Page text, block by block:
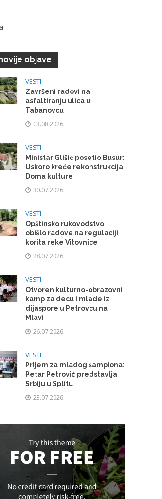
objave
VESTI
Završeni radovi na
asfaltiranju ulica u
Tabanovcu
03.08.2026.
VESTI
Ministar Glišić posetio Busur:
Uskoro kreće rekonstrukcija
Doma kulture
30.07.2026.
VESTI
Opštinsko rukovodstvo
obišlo radove na regulaciji
korita reke Vitovnice
28.07.2026.
VESTI
Otvoren kulturno-obrazovni
kamp za decu i mlade iz
dijaspore u Petrovcu na
Mlavi
26.07.2026.
VESTI
Prijem za mladog šampiona:
Petar Petrović predstavlja
Srbiju u Splitu
23.07.2026.